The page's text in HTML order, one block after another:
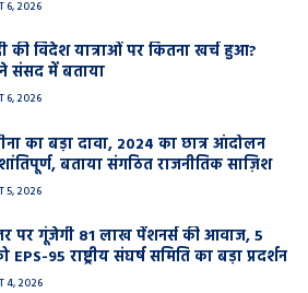
6, 2026
की विदेश यात्राओं पर कितना खर्च हुआ?
संसद में बताया
6, 2026
का बड़ा दावा, 2024 का छात्र आंदोलन
बताया संगठित राजनीतिक साज़िश
5, 2026
पर गूंजेगी 81 लाख पेंशनर्स की आवाज, 5
95 राष्ट्रीय संघर्ष समिति का बड़ा प्रदर्शन
4, 2026